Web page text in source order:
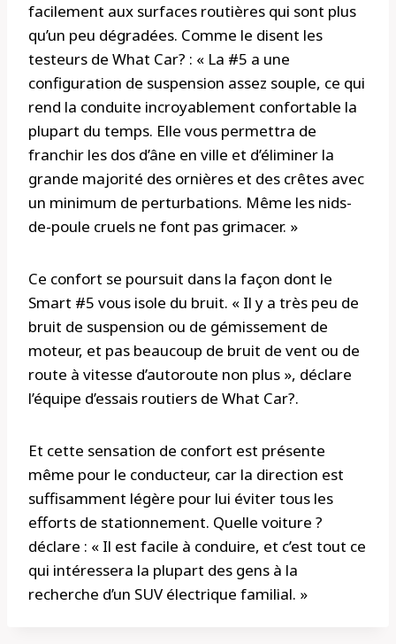
facilement aux surfaces routières qui sont plus
qu’un peu dégradées. Comme le disent les
testeurs de What Car? : « La #5 a une
configuration de suspension assez souple, ce qui
rend la conduite incroyablement confortable la
plupart du temps. Elle vous permettra de
franchir les dos d’âne en ville et d’éliminer la
grande majorité des ornières et des crêtes avec
un minimum de perturbations. Même les nids-
de-poule cruels ne font pas grimacer. »
Ce confort se poursuit dans la façon dont le
Smart #5 vous isole du bruit. « Il y a très peu de
bruit de suspension ou de gémissement de
moteur, et pas beaucoup de bruit de vent ou de
route à vitesse d’autoroute non plus », déclare
l’équipe d’essais routiers de What Car?.
Et cette sensation de confort est présente
même pour le conducteur, car la direction est
suffisamment légère pour lui éviter tous les
efforts de stationnement. Quelle voiture ?
déclare : « Il est facile à conduire, et c’est tout ce
qui intéressera la plupart des gens à la
recherche d’un SUV électrique familial. »